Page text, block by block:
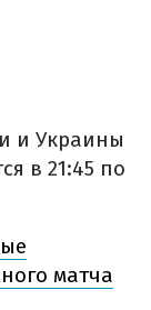
и Украины
в 21:45 по
матча